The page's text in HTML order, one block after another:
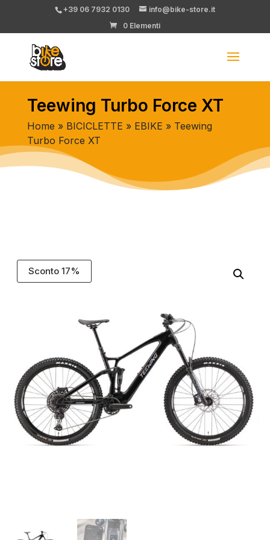
+39 06 7932 0130
info@bike-store.it
0 Elementi
Teewing Turbo Force XT
Home » BICICLETTE » EBIKE » Teewing
Turbo Force XT
Sconto 17%